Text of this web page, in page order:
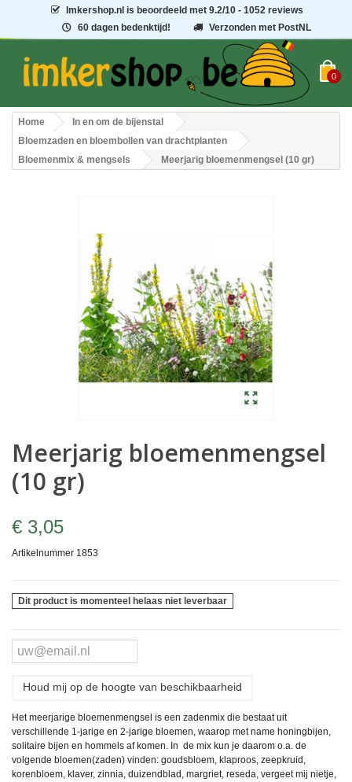
Imkershop.nl is beoordeeld met9.2/10 - 1052 reviews
60 dagen bedenktijd!
Verzonden met PostNL
0
Home
In en om de bijenstal
Bloemzaden en bloembollen van drachtplanten
Bloemenmix & mengsels
Meerjarig bloemenmengsel (10 gr)
Meerjarig bloemenmengsel
(10 gr)
€ 3,05
Artikelnummer 1853
Dit product is momenteel helaas niet leverbaar
Houd mij op de hoogte van beschikbaarheid
Het meerjarige bloemenmengsel is een zadenmix die bestaat uit
verschillende 1-jarige en 2-jarige bloemen, waarop met name honingbijen,
solitaire bijen en hommels af komen. In de mix kun je daarom o.a. de
volgende bloemen(zaden) vinden: goudsbloem, klaproos, zeepkruid,
korenbloem, klaver, zinnia, duizendblad, margriet, reseda, vergeet mij nietje,